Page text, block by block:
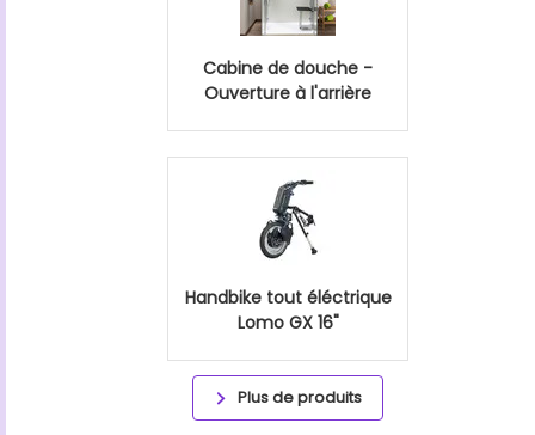
Cabine de douche -
Ouverture à l'arrière
Handbike tout éléctrique
Lomo GX 16"
Plus de produits